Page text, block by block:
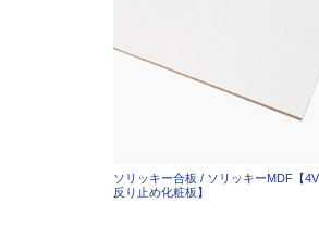
ソリッキー合板 / ソリッキーMDF【
反り止め化粧板】